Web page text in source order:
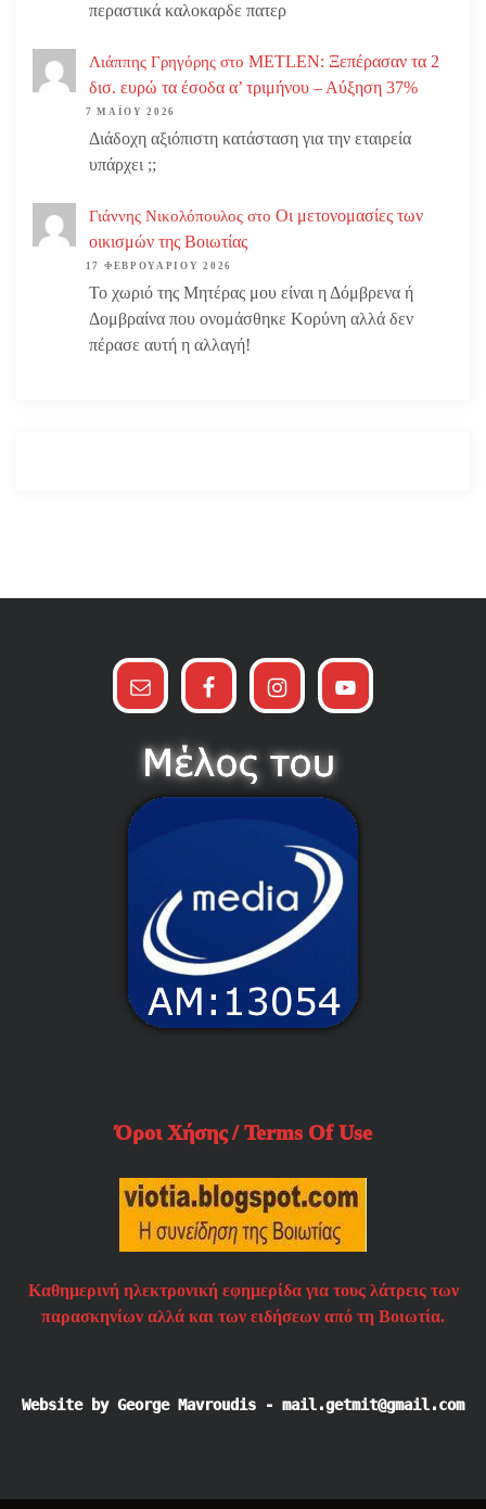
περαστικά καλοκαρδε πατερ
Λιάππης Γρηγόρης στο METLEN: Ξεπέρασαν τα 2
δισ. ευρώ τα έσοδα α’ τριμήνου – Αύξηση 37%
7 ΜΑΪ́ΟΥ 2026
Διάδοχη αξιόπιστη κατάσταση για την εταιρεία
υπάρχει ;;
Γιάννης Νικολόπουλος στο Οι μετονομασίες των
οικισμών της Βοιωτίας
17 ΦΕΒΡΟΥΑΡΊΟΥ 2026
Το χωριό της Μητέρας μου είναι η Δόμβρενα ή
Δομβραίνα που ονομάσθηκε Κορύνη αλλά δεν
πέρασε αυτή η αλλαγή!
Όροι Χήσης / Terms Of Use
Καθημερινή ηλεκτρονική εφημερίδα για τους λάτρεις των
παρασκηνίων αλλά και των ειδήσεων από τη Βοιωτία.
Website by George Mavroudis - mail.getmit@gmail.com